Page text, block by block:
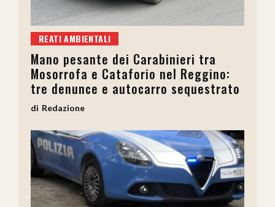
REATI AMBIENTALI
Mano pesante dei Carabinieri tra
Mosorrofa e Cataforio nel Reggino:
tre denunce e autocarro sequestrato
Redazione